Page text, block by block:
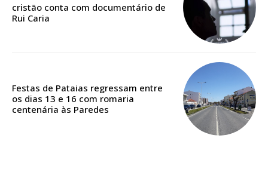
cristão conta com documentário de
Rui Caria
Festas de Pataias regressam entre
os dias 13 e 16 com romaria
centenária às Paredes